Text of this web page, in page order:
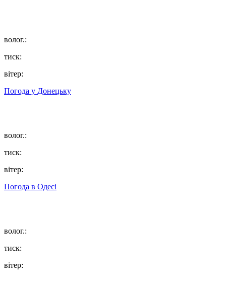
волог.:
тиск:
вітер:
Погода у Донецьку
волог.:
тиск:
вітер:
Погода в Одесі
волог.:
тиск:
вітер: